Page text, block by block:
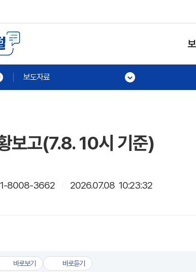
보도자료
보고(7.8. 10시 기준)
8008-3662 2026.07.08 10:23:32
바로보기
7월8일 호우대처 상황보고(7.8. 10시 기준).hwpx
바로듣기
7월8일 호우대처 상황보고(7.8. 10시 기준).hwpx